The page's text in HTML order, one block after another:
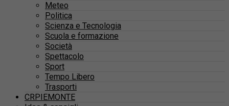
Meteo
Politica
Scienza e Tecnologia
Scuola e formazione
Società
Spettacolo
Sport
Tempo Libero
Trasporti
CRPIEMONTE